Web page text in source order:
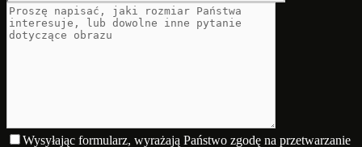
Wysyłając formularz, wyrażają Państwo zgodę na przetwarzanie